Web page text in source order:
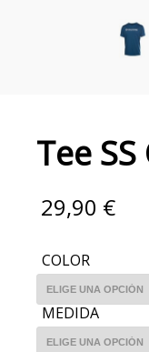
Tee
29,90 €
COLOR
MEDIDA